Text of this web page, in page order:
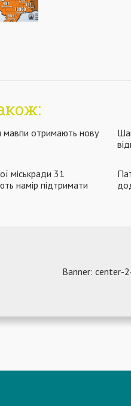
мавпи отримають нову
міськради 31
намір підтримати